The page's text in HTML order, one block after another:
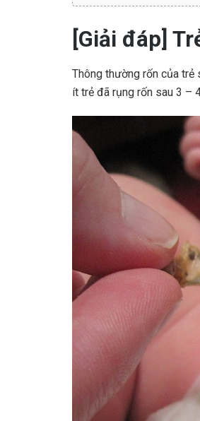
[Giải đáp]
Thông thường rốn của trẻ
ít trẻ đã rụng rốn sau 3 –